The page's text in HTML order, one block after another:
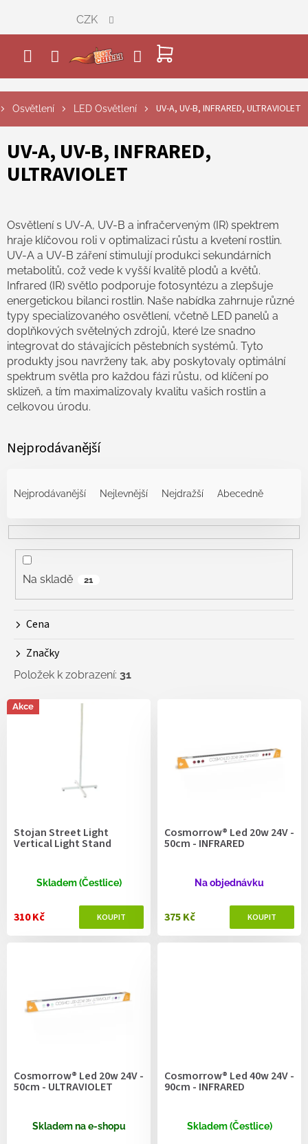
obsah
NÁKUPNÍ
KOŠÍK
CZK
Osvětlení LED Osvětlení UV-A, UV-B, INFRARED, ULTRAVIOLET
UV-A, UV-B, INFRARED,
ULTRAVIOLET
Osvětlení s UV-A, UV-B a infračerveným (IR) spektrem
hraje klíčovou roli v optimalizaci růstu a kvetení rostlin.
UV-A a UV-B záření stimulují produkci sekundárních
metabolitů, což vede k vyšší kvalitě plodů a květů.
Infrared (IR) světlo podporuje fotosyntézu a zlepšuje
energetickou bilanci rostlin. Naše nabídka zahrnuje různé
typy specializovaného osvětlení, včetně LED panelů a
doplňkových světelných zdrojů, které lze snadno
integrovat do stávajících pěstebních systémů. Tyto
produkty jsou navrženy tak, aby poskytovaly optimální
spektrum světla pro každou fázi růstu, od klíčení po
sklizeň, a tím maximalizovaly kvalitu vašich rostlin a
celkovou úrodu.
Nejprodávanější
e
n
Nejprodávanější Nejlevnější Nejdražší Abecedně
Na skladě 21
Cena
Značky
Položek k zobrazení: 31
V
ý
Akce
Stojan Street Light
Vertical Light Stand
Skladem (Čestlice)
310 Kč
Cosmorrow® Led 20w 24V -
50cm - INFRARED
Na objednávku
375 Kč
Cosmorrow® Led 20w 24V -
50cm - ULTRAVIOLET
Skladem na e-shopu
Cosmorrow® Led 40w 24V -
90cm - INFRARED
Skladem (Čestlice)